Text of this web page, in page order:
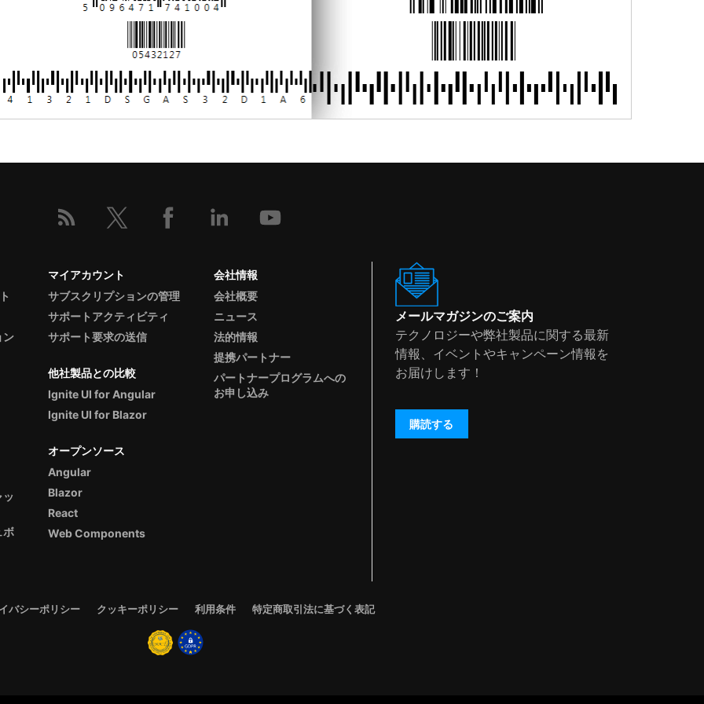
ン
ボ
マイアカウント
サブスクリプションの管理
サポートアクティビティ
サポート要求の送信
他社製品との比較
Ignite UI for Angular
Ignite UI for Blazor
オープンソース
Angular
Blazor
React
Web Components
会社情報
会社概要
ニュース
法的情報
提携パートナー
パートナープログラムへの
お申し込み
メールマガジンのご案内
テクノロジーや弊社製品に関する最新
情報、イベントやキャンペーン情報を
お届けします！
購読する
バシーポリシー クッキーポリシー 利用条件 特定商取引法に基づく表記